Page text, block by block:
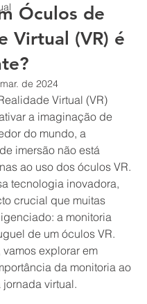
Óculos de
Virtual (VR) é
de 2024
Virtual (VR)
a imaginação de
do mundo, a
imersão não está
ao uso dos óculos VR.
tecnologia inovadora,
crucial que muitas
a monitoria
de um óculos VR.
vamos explorar em
da monitoria ao
virtual.